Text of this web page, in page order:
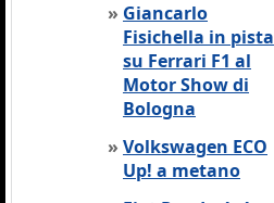
» Giancarlo
Fisichella in pista
su Ferrari F1 al
Motor Show di
Bologna
» Volkswagen ECO
Up! a metano